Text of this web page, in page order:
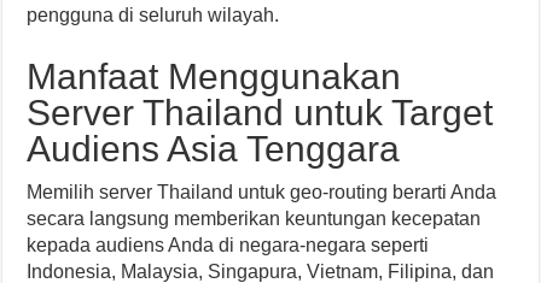
pengguna di seluruh wilayah.
Manfaat Menggunakan
Server Thailand untuk Target
Audiens Asia Tenggara
Memilih server Thailand untuk geo-routing berarti Anda
secara langsung memberikan keuntungan kecepatan
kepada audiens Anda di negara-negara seperti
Indonesia, Malaysia, Singapura, Vietnam, Filipina, dan